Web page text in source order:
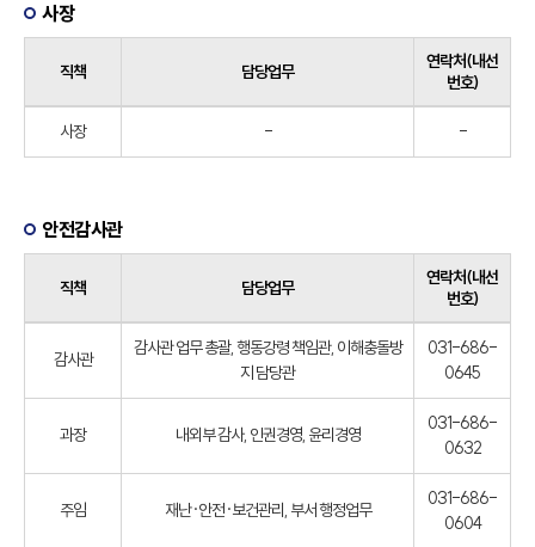
사장
직책 담당업무
연락처(내선
번호)
사장 - -
안전감사관
직책 담당업무
연락처(내선
번호)
감사관
감사관 업무 총괄, 행동강령 책임관, 이해충돌방
지 담당관
031-686-
0645
과장 내외부 감사, 인권경영, 윤리경영
031-686-
0632
주임 재난·안전·보건관리, 부서 행정업무
031-686-
0604